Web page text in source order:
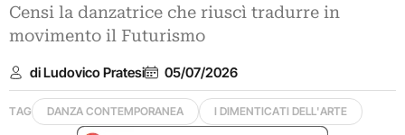
Censi la danzatrice che riuscì tradurre in
movimento il Futurismo
di Ludovico Pratesi 05/07/2026
TAG DANZA CONTEMPORANEA I DIMENTICATI DELL'ARTE